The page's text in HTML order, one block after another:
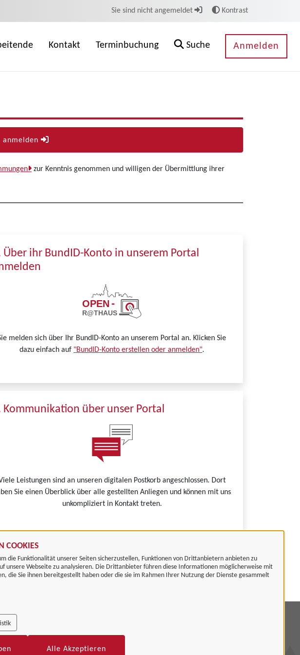
COOKIES
die Funktionalität unserer Seiten sicherzustellen, Funktionen von Drittanbietern anbieten zu
unsere Webseite zu analysieren. Die Drittanbieter führen diese Informationen möglicherweise mit
die Sie ihnen bereitgestellt haben oder die sie im Rahmen Ihrer Nutzung der Dienste gesammelt
Alle Akzeptieren
Sie sind nicht angemeldet Kontrast
Kontakt Terminbuchung Suche Anmelden
anmelden
zur Kenntnis genommen und willigen der Übermittlung ihrer
Über ihr BundID-Konto in unserem Portal
melden sich über Ihr BundID-Konto an unserem Portal an. Klicken Sie
dazu einfach auf "BundID-Konto erstellen oder anmelden".
Kommunikation über unser Portal
Leistungen sind an unseren digitalen Postkorb angeschlossen. Dort
Sie einen Überblick über alle gestellten Anliegen und können mit uns
unkompliziert in Kontakt treten.
der FAQ-Seite des Bundes.